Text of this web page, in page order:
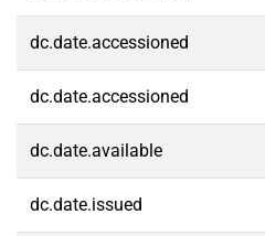
dc.date.accessioned
dc.date.accessioned
dc.date.available
dc.date.issued